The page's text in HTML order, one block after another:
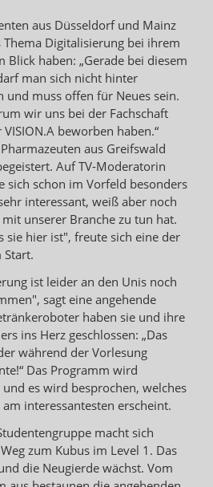
aus Düsseldorf und Mainz
Thema Digitalisierung bei ihrem
Blick haben: „Gerade bei diesem
man sich nicht hinter
und muss offen für Neues sein.
wir uns bei der Fachschaft
beworben haben.“
aus Greifswald
Auf TV-Moderatorin
sich schon im Vorfeld besonders
interessant, weiß aber noch
unserer Branche zu tun hat.
sie hier ist", freute sich eine der
Start.
ist leider an den Unis noch
sagt eine angehende
haben sie und ihre
ins Herz geschlossen: „Das
während der Vorlesung
Das Programm wird
es wird besprochen, welches
interessantesten erscheint.
macht sich
zum Kubus im Level 1. Das
die Neugierde wächst. Vom